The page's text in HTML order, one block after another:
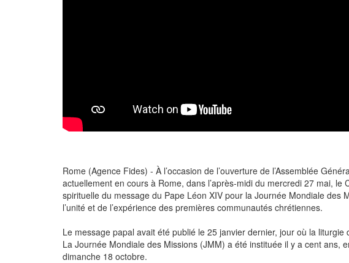
Rome (Agence Fides) - À l’occasion de l’ouverture de l’Assemblée
actuellement en cours à Rome, dans l’après-midi du mercredi 27 mai,
spirituelle du message du Pape Léon XIV pour la Journée Mondiale des
l’unité et de l’expérience des premières communautés chrétiennes.
Le message papal avait été publié le 25 janvier dernier, jour où la liturgie
La Journée Mondiale des Missions (JMM) a été instituée il y a cent ans,
dimanche 18 octobre.